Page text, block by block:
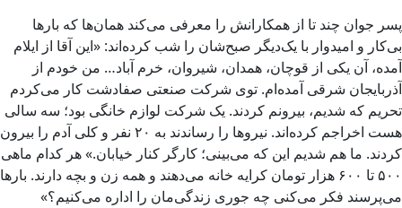
پسر جوان چند تا از همکارانش را معرفی می‌کند همان‌ها که بارها
بی‌کار و امیدوار با یک‌دیگر صبح‌شان را شب کرده‌اند: «این آقا از ایلام
آمده، آن یکی از قوچان، همدان، شیروان، خرم آباد… من خودم از
آذربایجان شرقی آمده‌ام. توی شرکت صنعتی صفادشت کار می‌کردم
تحریم که شدیم، بیرونم کردند. یک شرکت لوازم خانگی بود؛ سه سالی
هست اخراجم کرده‌اند. نیروها را رساندند به ۲۰ نفر و کلی آدم را بیرون
کردند. ما هم شدیم این که می‌بینی؛ کارگر کنار خیابان.» هر کدام ماهی
۵۰۰ تا ۶۰۰ هزار تومان کرایه خانه می‌دهند و همه زن و بچه دارند. بارها
می‌پرسند فکر می‌کنی چه جوری زندگی‌مان را اداره می‌کنیم؟»